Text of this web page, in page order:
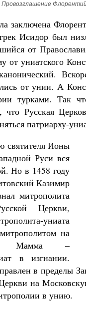
Провозглашение
заключена
Исидор был
от
от униатского
от унии. А
турками. Так
что Русская
патриарху-
святителя Ионы
Руси вся
Но в 1458 году
Казимир
митрополита
Церкви,
униата
на
Мамма –
в изгнании.
в пределы
на
в унию.